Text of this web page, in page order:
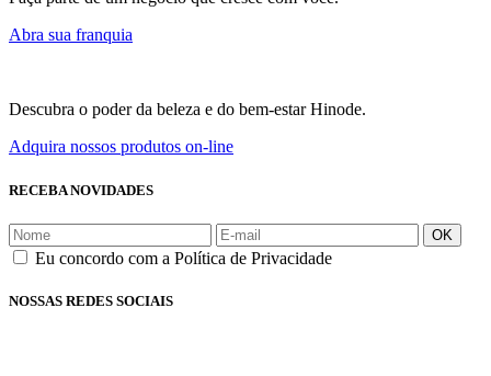
Abra sua franquia
Descubra o poder da beleza e do bem-estar Hinode.
Adquira nossos produtos on-line
RECEBA NOVIDADES
OK
Eu concordo com a Política de Privacidade
NOSSAS REDES SOCIAIS